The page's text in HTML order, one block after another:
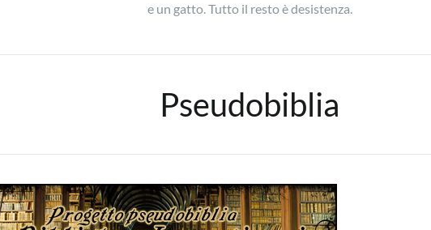
e un gatto. Tutto il resto è desistenza.
Pseudobiblia